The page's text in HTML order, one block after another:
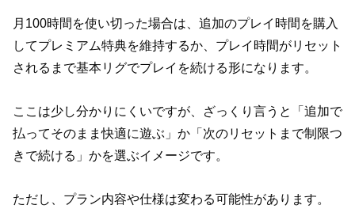
月100時間を使い切った場合は、追加のプレイ時間を購入
してプレミアム特典を維持するか、プレイ時間がリセット
されるまで基本リグでプレイを続ける形になります。
ここは少し分かりにくいですが、ざっくり言うと「追加で
払ってそのまま快適に遊ぶ」か「次のリセットまで制限つ
きで続ける」かを選ぶイメージです。
ただし、プラン内容や仕様は変わる可能性があります。